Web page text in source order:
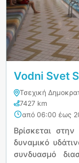
Vodni Svet
Τσεχική
7427 km
από 06:00 έως
Βρίσκεται
δυναμικό
συνδυασμό